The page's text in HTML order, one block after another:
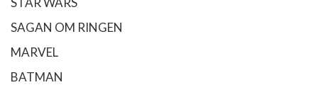
SAGAN OM RINGEN
MARVEL
BATMAN